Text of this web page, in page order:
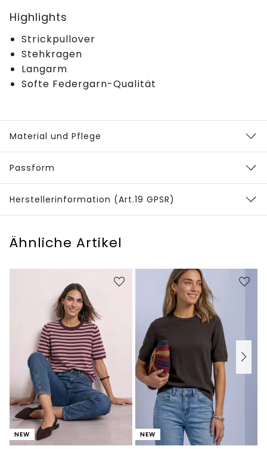
Highlights
Strickpullover
Stehkragen
Langarm
Softe Federgarn-Qualität
Material und Pflege
Passform
Herstellerinformation (Art.19 GPSR)
Ähnliche Artikel
NEW NEW